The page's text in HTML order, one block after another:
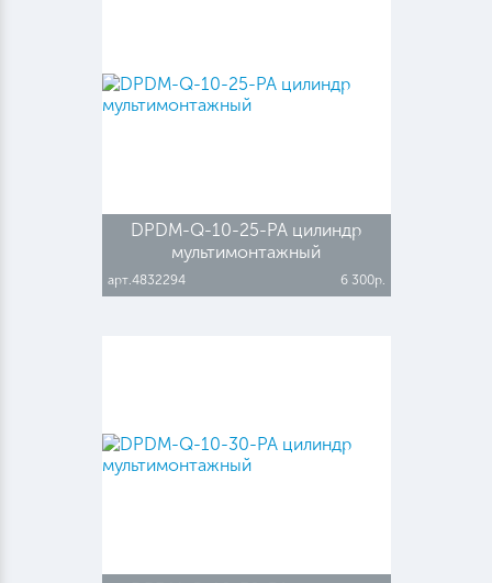
DPDM-Q-10-25-PA цилиндр
мультимонтажный
арт.4832294 6 300р.